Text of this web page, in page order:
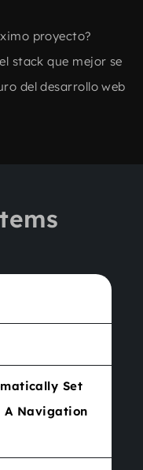
proyecto?
stack que mejor se
del desarrollo web
Set
Navigation